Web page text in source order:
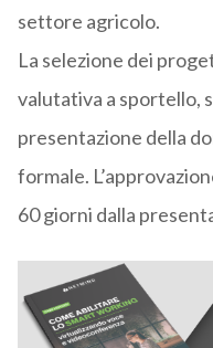
settore agricolo.
La selezione dei
valutativa a sportello,
presentazione della
formale.
60 giorni dalla